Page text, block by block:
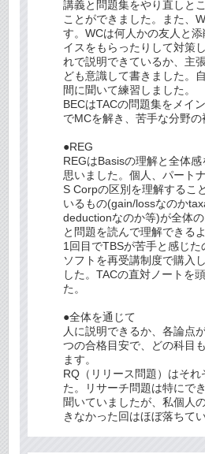
講義と問題集をやり直しと
ことができました。また、
す。WCは何人かの友人と
イスをもらったりして対策
れで説明できているか、主
ども意識して書きました。
間に聞いて練習しました。
BECはTACの問題集をメイ
でMCを解き、苦手な分野の
●REG
REGはBasisの理解と全体
思いました。個人、パート
S Corpの区別を理解するこ
いるもの(gain/lossなのか
deductionなのか等)が全体
と問題を読んで理解できる
1回目でTBSが苦手と感じ
ソフトを再受講制度で購入
した。TACの直対ノートを
た。
●全体を通じて
人に説明できるか、各論点
つの合格目安で、どの科目
ます。
RQ（リリース問題）はそれ
た。リサーチ問題は特にで
聞いていましたが、私個人
きなかった回はほぼ落ちてい